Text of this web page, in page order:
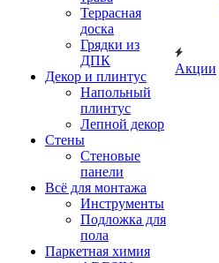
Террасная
доска
Грядки из
ДПК
Декор и плинтус
Напольный
плинтус
Лепной декор
Стены
Стеновые
панели
Всё для монтажа
Инструменты
Подложка для
пола
Паркетная химия
Акции